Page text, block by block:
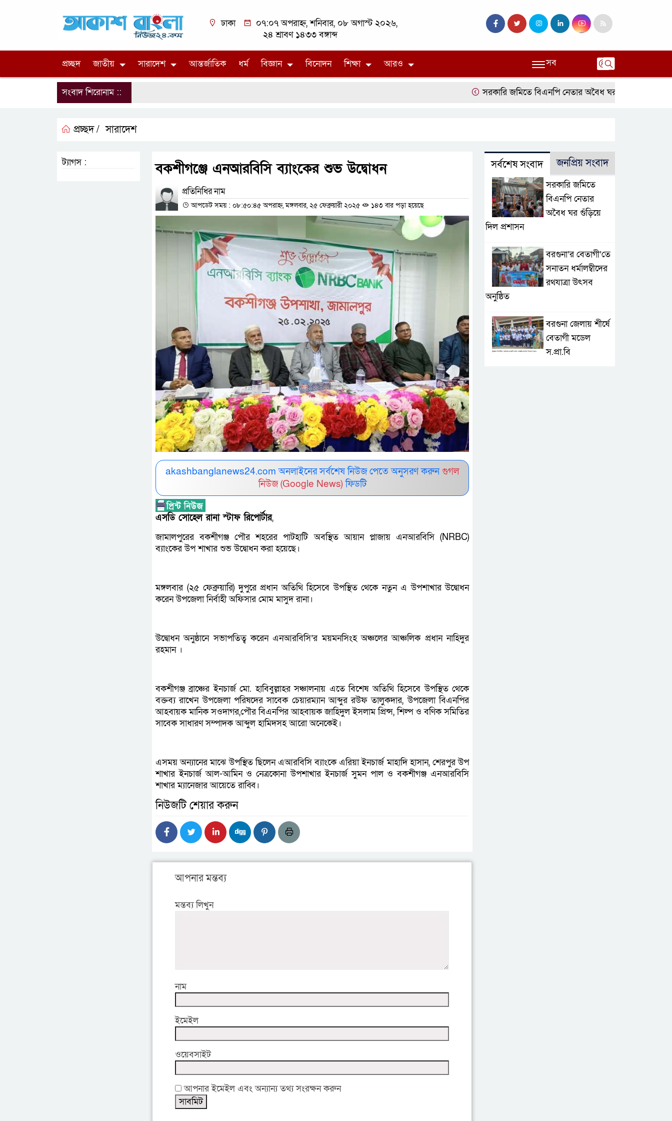
ঢাকা
০৭:০৭ অপরাহ্ন, শনিবার, ০৮ অগাস্ট ২০২৬,
২৪ শ্রাবণ ১৪৩৩ বঙ্গাব্দ
প্রচ্ছদ জাতীয় সারাদেশ আন্তর্জাতিক ধর্ম বিজ্ঞান বিনোদন শিক্ষা আরও সব
সংবাদ শিরোনাম :: সরকারি জমিতে বিএনপি নেতার অবৈধ ঘর গুঁড়িয়ে দিল প্রশাসন
প্রচ্ছদ / সারাদেশ
বকশীগঞ্জে এনআরবিসি ব্যাংকের শুভ উদ্বোধন
প্রতিনিধির নাম
আপডেট সময় : ০৮:৫০:৪৫ অপরাহ্ন, মঙ্গলবার, ২৫ ফেব্রুয়ারী ২০২৫ ১৪৩ বার পড়া হয়েছে
akashbanglanews24.com অনলাইনের সর্বশেষ নিউজ পেতে অনুসরণ করুনগুগল
নিউজ (Google News) ফিডটি
এসডি সোহেল রানা স্টাফ রিপোর্টার,
জামালপুরের বকশীগঞ্জ পৌর শহরের পাটহাটি অবস্থিত আয়ান প্লাজায় এনআরবিসি (NRBC)
ব্যাংকের উপ শাখার শুভ উদ্বোধন করা হয়েছে।
মঙ্গলবার (২৫ ফেব্রুয়ারি) দুপুরে প্রধান অতিথি হিসেবে উপস্থিত থেকে নতুন এ উপশাখার উদ্বোধন
করেন উপজেলা নির্বাহী অফিসার মোম মাসুদ রানা।
উদ্বোধন অনুষ্ঠানে সভাপতিত্ব করেন এনআরবিসি’র ময়মনসিংহ অঞ্চলের আঞ্চলিক প্রধান নাহিদুর
রহমান ।
বকশীগঞ্জ ব্রাঞ্চের ইনচার্জ মো. হাবিবুল্লাহর সঞ্চালনায় এতে বিশেষ অতিথি হিসেবে উপস্থিত থেকে
বক্তব্য রাখেন উপজেলা পরিষদের সাবেক চেয়ারম্যান আব্দুর রউফ তালুকদার, উপজেলা বিএনপির
আহবায়ক মানিক সওদাগর,পৌর বিএনপির আহবায়ক জাহিদুল ইসলাম প্রিন্স, শিল্প ও বণিক সমিতির
সাবেক সাধারণ সম্পাদক আব্দুল হামিদসহ আরো অনেকেই।
এসময় অন্যানের মাঝে উপস্থিত ছিলেন এআরবিসি ব্যাংকে এরিয়া ইনচার্জ মাহাদি হাসান, শেরপুর উপ
শাখার ইনচার্জ আল-আমিন ও নেত্রকোনা উপশাখার ইনচার্জ সুমন পাল ও বকশীগঞ্জ এনআরবিসি
শাখার ম্যানেজার আয়েতে রাব্বি।
নিউজটি শেয়ার করুন
আপনার মন্তব্য
মন্তব্য লিখুন
নাম
ইমেইল
ওয়েবসাইট
আপনার ইমেইল এবং অন্যান্য তথ্য সংরক্ষন করুন
ট্যাগস : সর্বশেষ সংবাদ জনপ্রিয় সংবাদ
সরকারি জমিতে
বিএনপি নেতার
অবৈধ ঘর গুঁড়িয়ে
দিল প্রশাসন
বরগুনা’র বেতাগী’তে
সনাতন ধর্মালম্বীদের
রথযাত্রা উৎসব
অনুষ্ঠিত
বরগুনা জেলায় শীর্ষে
বেতাগী মডেল
স.প্রা.বি